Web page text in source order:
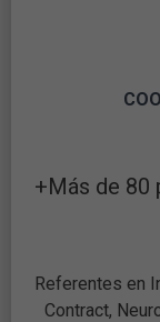
+Más de 80
Referentes en
Contract,